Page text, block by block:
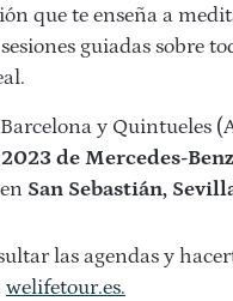
que te enseña a
guiadas sobre
Barcelona y Quintueles
de Mercedes-
San Sebastián,
las agendas y
welifetour.es.